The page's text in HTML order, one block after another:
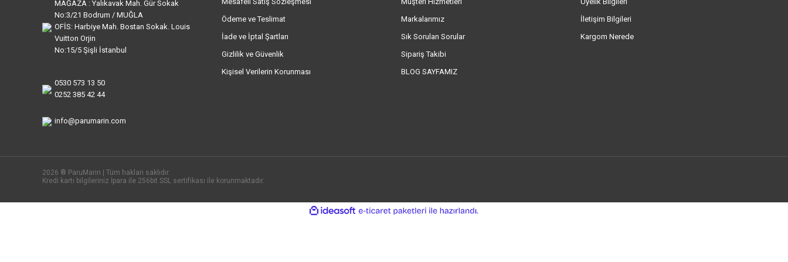
MAĞAZA : Yalıkavak Mah. Gür Sokak
No:3/21 Bodrum / MUĞLA
OFİS: Harbiye Mah. Bostan Sokak. Louis
Vuitton Orjin
No:15/5 Şişli İstanbul
0530 573 13 50
0252 385 42 44
info@parumarin.com
Ödeme ve Teslimat
İade ve İptal Şartları
Gizlilik ve Güvenlik
Kişisel Verilerin Korunması
Markalarımız
Sık Sorulan Sorular
Sipariş Takibi
BLOG SAYFAMIZ
İletişim Bilgileri
Kargom Nerede
2026 ® ParuMarin | Tüm hakları saklıdır.
Kredi kartı bilgileriniz İpara ile 256bit SSL sertifikası ile korunmaktadır.
ideasoft
e-